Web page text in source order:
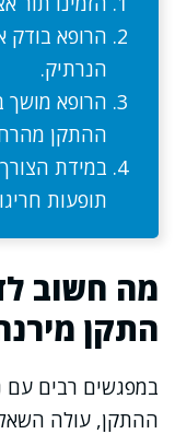
הרופא בודק
הנרתיק.
הרופא מושך
ההתקן
במידת
תופעות
מה חשוב
התקן
במפגשים רבים עם
ההתקן, עולה